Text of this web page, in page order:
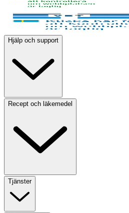
Hjälp och support
Recept och läkemedel
Tjänster